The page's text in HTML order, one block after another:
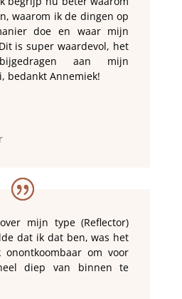
waarom ik de dingen op
doe en waar mijn
is super waardevol, het
aan mijn
bedankt Annemiek!
mijn type (Reflector)
dat ik dat ben, was het
onontkoombaar om voor
diep van binnen te